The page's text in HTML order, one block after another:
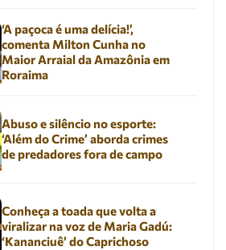
‘A paçoca é uma delícia!’,
comenta Milton Cunha no
Maior Arraial da Amazônia em
Roraima
Abuso e silêncio no esporte:
‘Além do Crime’ aborda crimes
de predadores fora de campo
Conheça a toada que volta a
viralizar na voz de Maria Gadú:
‘Kananciuê’ do Caprichoso